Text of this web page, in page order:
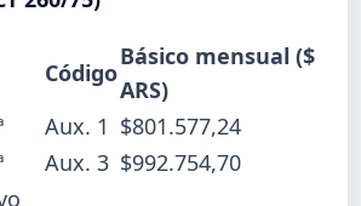
Código
Básico mensual ($
ARS)
Aux. 1 $801.577,24
Aux. 3 $992.754,70